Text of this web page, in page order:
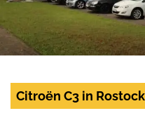
Citroën C3 in